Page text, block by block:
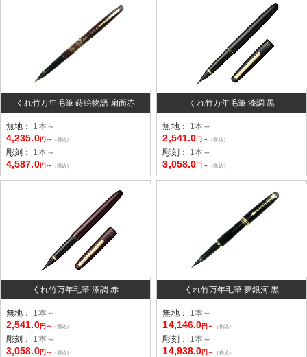
くれ竹万年毛筆 蒔絵物語 扇面赤
無地： 1本～
4,235.0円～ （税込）
彫刻： 1本～
4,587.0円～ （税込）
くれ竹万年毛筆 漆調 黒
無地： 1本～
2,541.0 円～ （税込）
彫刻： 1本～
3,058.0 円～ （税込）
くれ竹万年毛筆 漆調 赤
無地： 1本～
2,541.0円～ （税込）
彫刻： 1本～
3,058.0円～ （税込）
くれ竹万年毛筆 夢銀河 黒
無地： 1本～
14,146.0 円～ （税込）
彫刻： 1本～
14,938.0 円～ （税込）